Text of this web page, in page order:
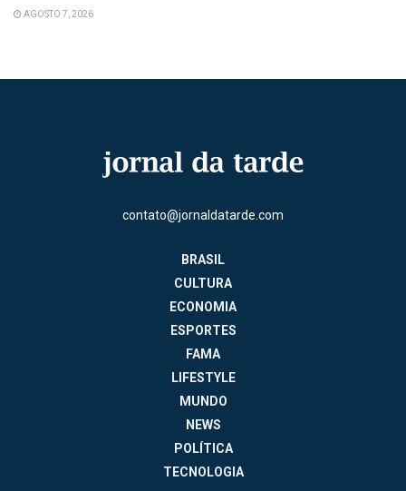
AGOSTO 7, 2026
contato@jornaldatarde.com
BRASIL
CULTURA
ECONOMIA
ESPORTES
FAMA
LIFESTYLE
MUNDO
NEWS
POLÍTICA
TECNOLOGIA